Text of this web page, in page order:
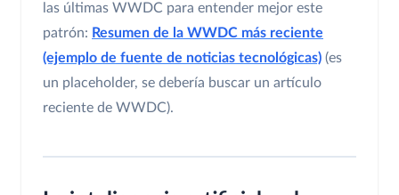
las últimas WWDC para entender mejor este
patrón: Resumen de la WWDC más reciente
(ejemplo de fuente de noticias tecnológicas) (es
un placeholder, se debería buscar un artículo
reciente de WWDC).